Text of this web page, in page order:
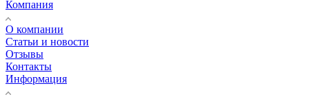
Компания
О компании
Статьи и новости
Отзывы
Контакты
Информация